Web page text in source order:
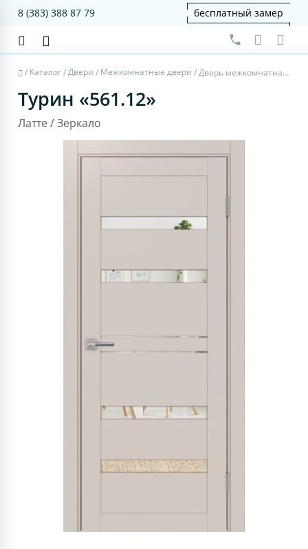
8 (383) 388 87 79 бесплатный замер
/ Каталог/Двери / Межкомнатные двери / Дверь межкомнатная Турин 561.12 - латте, зеркало
Турин «561.12»
Латте / Зеркало